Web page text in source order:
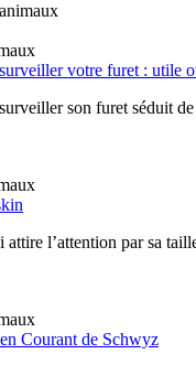
votre furet : utile
son furet séduit
l’attention par sa
Courant de Schwyz